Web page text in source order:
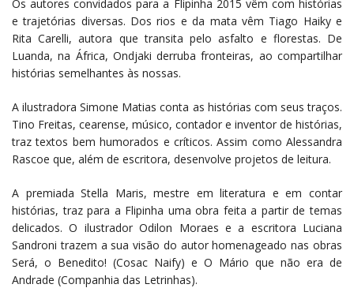
Os autores convidados para a Flipinha 2015 vêm com histórias
e trajetórias diversas. Dos rios e da mata vêm Tiago Haiky e
Rita Carelli, autora que transita pelo asfalto e florestas. De
Luanda, na África, Ondjaki derruba fronteiras, ao compartilhar
histórias semelhantes às nossas.
A ilustradora Simone Matias conta as histórias com seus traços.
Tino Freitas, cearense, músico, contador e inventor de histórias,
traz textos bem humorados e críticos. Assim como Alessandra
Rascoe que, além de escritora, desenvolve projetos de leitura.
A premiada Stella Maris, mestre em literatura e em contar
histórias, traz para a Flipinha uma obra feita a partir de temas
delicados. O ilustrador Odilon Moraes e a escritora Luciana
Sandroni trazem a sua visão do autor homenageado nas obras
Será, o Benedito! (Cosac Naify) e O Mário que não era de
Andrade (Companhia das Letrinhas).